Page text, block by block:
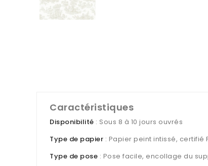
Caractéristiques
Disponibilité : Sous 8 à 10 jours ouvrés
Type de papier : Papier peint intissé, certifié
Type de pose : Pose facile, encollage du